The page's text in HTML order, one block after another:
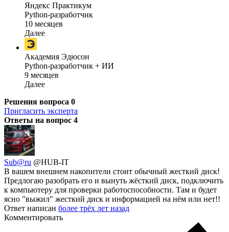
Яндекс Практикум
Python-разработчик
10 месяцев
Далее
Академия Эдюсон
Python-разработчик + ИИ
9 месяцев
Далее
Решения вопроса 0
Пригласить эксперта
Ответы на вопрос 4
Sub@ru @HUB-IT
В вашем внешнем накопители стоит обычный жесткий диск!
Предлогаю разобрать его и вынуть жёсткий диск, подключить
к компьютеру для проверки работоспособности. Там и будет
ясно "выжил" жесткий диск и информацией на нём или нет!!
Ответ написан более трёх лет назад
Комментировать